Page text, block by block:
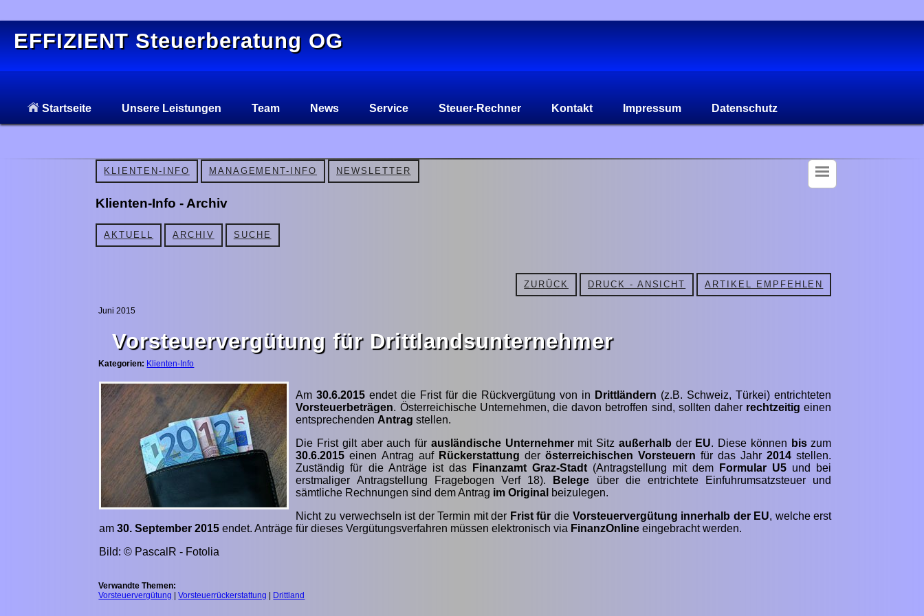
EFFIZIENT Steuerberatung OG
Startseite Unsere Leistungen Team News Service Steuer-Rechner Kontakt Impressum Datenschutz
KLIENTEN-INFO MANAGEMENT-INFO NEWSLETTER
Klienten-Info - Archiv
AKTUELL ARCHIV SUCHE
ZURÜCK DRUCK - ANSICHT ARTIKEL EMPFEHLEN
Juni 2015
Vorsteuervergütung für Drittlandsunternehmer
Kategorien: Klienten-Info
Am30.6.2015 endet die Frist für die Rückvergütung von in Drittländern (z.B. Schweiz, Türkei) entrichteten
Vorsteuerbeträgen. Österreichische Unternehmen, die davon betroffen sind, sollten daher rechtzeitig einen
entsprechendenAntrag stellen.
Die Frist gilt aber auch für ausländische Unternehmermit Sitz außerhalb der EU. Diese können biszum
30.6.2015 einen Antrag auf Rückerstattung der österreichischen Vorsteuern für das Jahr2014 stellen.
Zuständig für die Anträge ist das
Finanzamt Graz-Stadt(Antragstellung mit dem Formular U5 und bei
erstmaliger Antragstellung Fragebogen Verf 18).
Belege über die entrichtete Einfuhrumsatzsteuer und
sämtliche Rechnungen sind dem Antrag im Original beizulegen.
Nicht zu verwechseln ist der Termin mit der Frist für die Vorsteuervergütung innerhalb der EU, welche erst
am30. September 2015 endet. Anträge für dieses Vergütungsverfahren müssen elektronisch via FinanzOnline eingebracht werden.
Bild: © PascalR - Fotolia
Verwandte Themen:
Vorsteuervergütung
|Vorsteuerrückerstattung Drittland